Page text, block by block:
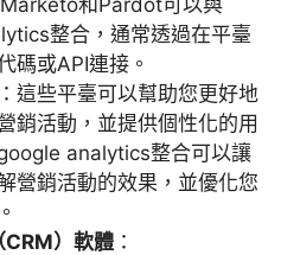
Marketo和 Pardot可以與
整合，通常透過在平臺
碼或API連接。
這些平臺可以幫助您更好地
銷活動，並提供個性化的用
analytics整合可以讓
營銷活動的效果，並優化您
CRM）軟體 ：